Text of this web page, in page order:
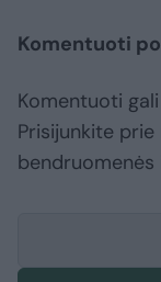
Komentuoti
Komentuoti
Prisijunkite